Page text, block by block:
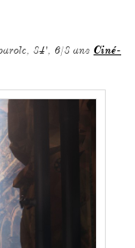
84', 6/8 ans Ciné-